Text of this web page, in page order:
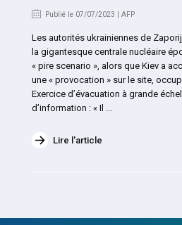
Publié le 07/07/2023 | AFP
Les autorités ukrainiennes de
la gigantesque centrale nucléaire
« pire scenario », alors que Kiev a
une « provocation » sur le site,
Exercice d’évacuation à grande
d’information : « Il ...
Lire l'article